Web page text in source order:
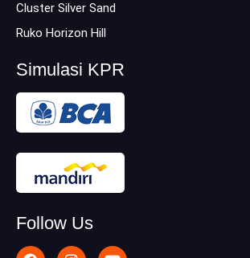
Cluster Silver Sand
Ruko Horizon Hill
Simulasi KPR
Follow Us
F I Y